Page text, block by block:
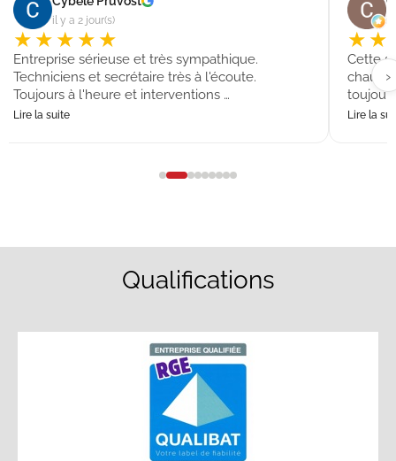
il y a 2 jour(s)
★★★★★
Entreprise sérieuse et très sympathique.
Techniciens et secrétaire très à l'écoute.
Toujours à l'heure et interventions …
Lire la suite
Cette
Lire la
›
Qualifications